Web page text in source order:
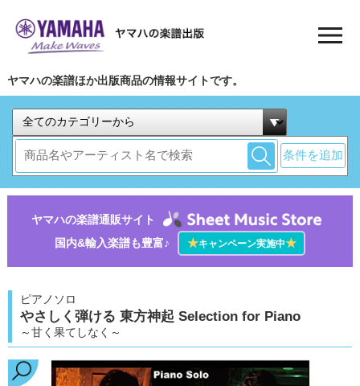
ヤマハの楽譜ほか出版商品の情報サイトです。
条件を追加
ヤマハの楽譜通販サイト
国内&輸入楽譜も豊富♪
★キャンペーン実施中★
ピアノソロ
やさしく弾ける 東方神起 Selection for Piano
～甘く果てしなく～